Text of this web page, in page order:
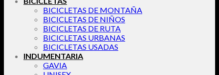
BICICLETAS DE MONTAÑA
BICICLETAS DE NIÑOS
BICICLETAS DE RUTA
BICICLETAS URBANAS
BICICLETAS USADAS
INDUMENTARIA
GAVIA